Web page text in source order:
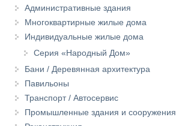
Административные здания
Многоквартирные жилые дома
Индивидуальные жилые дома
Серия «Народный Дом»
Бани / Деревянная архитектура
Павильоны
Транспорт / Автосервис
Промышленные здания и сооружения